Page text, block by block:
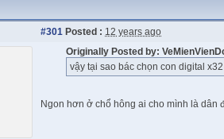
#301 Posted : 12 years ago
Originally Posted by:
vậy tại sao bác chọn con digital
Ngon hơn ở chổ hông ai cho mình là dân